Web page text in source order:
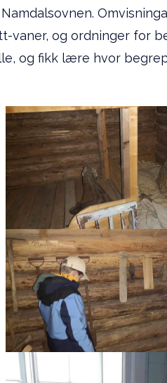
vaner, og ordninger for
og fikk lære hvor